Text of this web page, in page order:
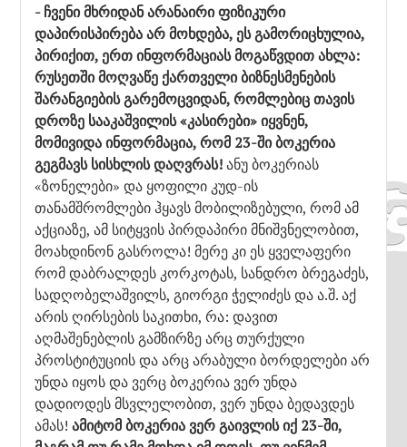
- ჩვენი მხრიდან არანაირი ფიზიკური
დაპირისპირება არ მოხდება, ეს გამორიცხულია,
პირიქით, ერთ ინფორმაციას მოგაწვდით ახლა:
რუსეთში მოღვაწე ქართველი ბიზნესმენების
შარანგიების გარემოცვიდან, რომლებიც თავის
დროზე სააკაშვილის «კასირები» იყვნენ,
მომივიდა ინფორმაცია, რომ 23-ში ბოკერია
გეგმავს სისხლის დაღვრას!ანუ ბოკერიას
«ზონელები» და ყოფილი კუდ-ის
თანამშრომლები ჰყავს მობილიზებული, რომ ამ
აქციაზე, ამ სიტყვის პირდაპირი მნიშვნელობით,
მოახდინონ გასროლა! მერე კი ეს ყველაფერი
რომ დაბრალდეს კორკოტას, სანდრო ბრეგაძეს,
სადღობელაშვილს, გიორგი ჭელიძეს და ა.შ. აქ
არის ღირსების საკითხი, რა: დავით
აღმაშენებლის გამზირზე არც თურქული
პროსტიტუციის და არც არაბული ბორდელები არ
უნდა იყოს და ვერც ბოკერია ვერ უნდა
დადიოდეს მსვლელობით, ვერ უნდა ბედავდეს
ამას! ამიტომ ბოკერია ვერ გაივლის იქ 23-ში,